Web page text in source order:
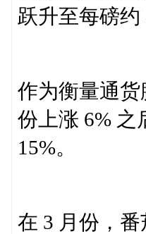
跃升至每磅
作为衡量通
份上涨 6% 之
15%。
在 3 月份，